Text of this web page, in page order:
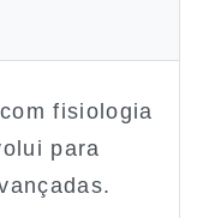
fisiologia
para